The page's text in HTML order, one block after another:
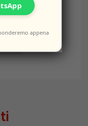
TERMOLI appena